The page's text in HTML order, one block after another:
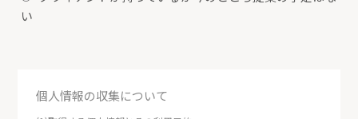
い
個人情報の収集について